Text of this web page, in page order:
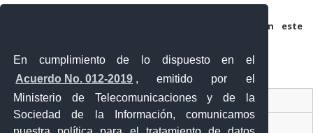
En cumplimiento de lo dispuesto en el
Acuerdo No. 012-2019 , emitido por el
Ministerio de Telecomunicaciones y de la
Sociedad de la Información, comunicamos
Guarda mi nombre, correo electrónico y web en este
Ventanilla Única Virtual
Ventanilla Única de Comercio Exterior